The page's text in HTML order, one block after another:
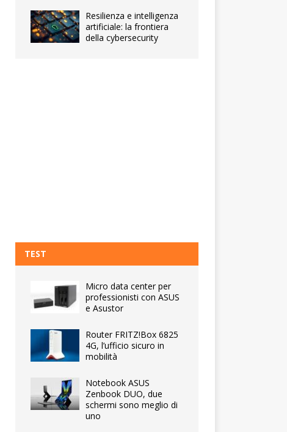
Resilienza e intelligenza
artificiale: la frontiera
della cybersecurity
TEST
Micro data center per
professionisti con ASUS
e Asustor
Router FRITZ!Box 6825
4G, l’ufficio sicuro in
mobilità
Notebook ASUS
Zenbook DUO, due
schermi sono meglio di
uno